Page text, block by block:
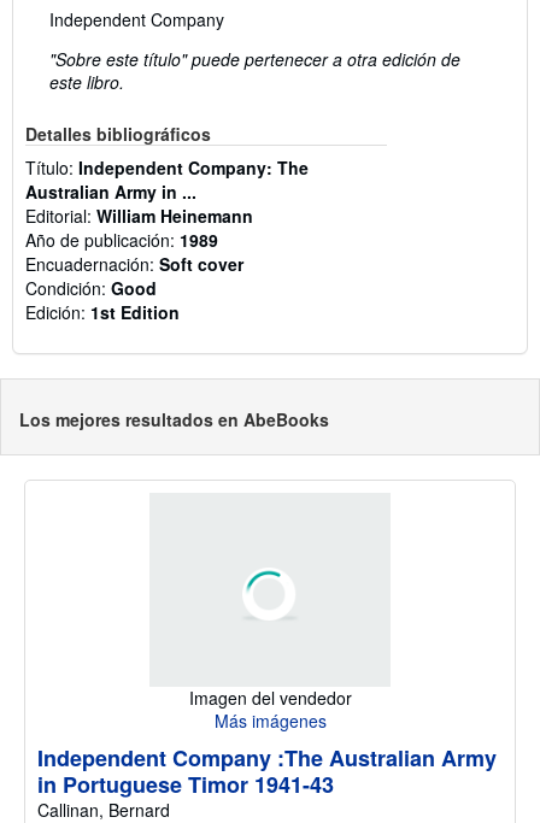
Independent Company
"Sobre este título" puede pertenecer a otra edición de
este libro.
Detalles bibliográficos
Título: Independent Company: The
Australian Army in ...
Editorial: William Heinemann
Año de publicación: 1989
Encuadernación: Soft cover
Condición: Good
Edición: 1st Edition
Los mejores resultados en AbeBooks
Imagen del vendedor
Más imágenes
Independent Company :The Australian Army
in Portuguese Timor 1941-43
Callinan, Bernard